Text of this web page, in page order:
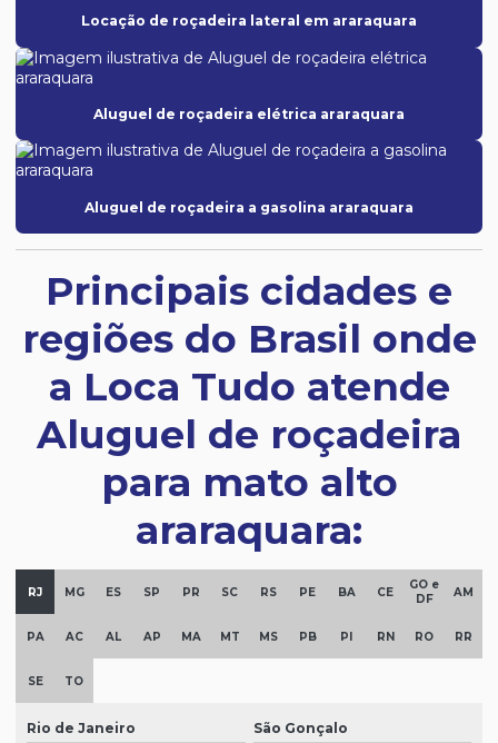
Locação de roçadeira lateral em araraquara
Aluguel de roçadeira elétrica araraquara
Aluguel de roçadeira a gasolina araraquara
Principais cidades e
regiões do Brasil onde
a Loca Tudo atende
Aluguel de roçadeira
para mato alto
araraquara:
RJ MG ES SP PR SC RS PE BA CE
GO e
DF
AM
PA AC AL AP MA MT MS PB PI RN RO RR
SE TO
Rio de Janeiro São Gonçalo